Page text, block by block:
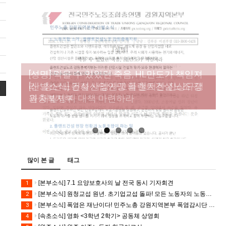
[성명] 막을 수 있었던 죽음, HL만도가 책임져
라 : 청년노동자 사망사고의 철저한 진상규명
과 재발방지 대책 마련하라
[산별소식] 건설산업연맹 플랜트건설노조 강
원충북지부
[강릉,속초,원주,춘천] 폭염감시단 사업 이모저
모
[조합원☆인터뷰] 서비스연맹 전국학교비정
규직노동조합 강원지부 김유미 춘천지회장
[본부소식] 강원지역 노동자 합창단 모임
많이 본 글 태그
1 [본부소식] 7.1 요양보호사의 날 전국 동시 기자회견
2 [본부소식] 원청교섭 원년. 초기업교섭 돌파! 모든 노동자의 노동기본권 쟁취! 민주노총 7.15 총파업대회
3 [본부소식] 폭염은 재난이다! 민주노총 강원지역본부 폭염감시단 선포 기자회견
4 [속초소식] 영화 <3학년 2학기> 공동체 상영회